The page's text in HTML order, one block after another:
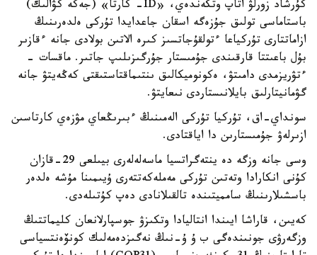
كۇرشاد زورلۋ اتاپ وتكەندەي، «ID- كارتا» (جەكە كۋالىك)
باستاماسى تولىق جۇزەگە اسقان جاعدايدا تۇركى ەلدەرىنىڭ
ازاماتتارى تۇركياعا ءتولقۇجاتسىز كىرە الاتىن بولادى جانە ءقازىر
بۇل باعىتتا قارقىندى جۇمىستار جۇرگىزىلىپ جاتىر. ماقسات -
ءتۋريزمدى دامىتۋ، ەكونوميكالىق ىنتىماقتاستىقتى كەڭەيتۋ جانە
گۋمانيتارلىق بايلانىستاردى نىعايتۋ.
سونداي-اق، تۇركيا تۇركى الەمىنىڭ ءبىرىڭعاي مۋزەي كارتاسىن
ازىرلەۋ جۇمىستارىن دا اياقتادى.
وسى جانە وزگە دە ينتەگراتسيا ماسەلەلەرى بيىلعى 29-قازان
كۇنى انكارادا وتەتىن تۇركى مەملەكەتتەرى ۇيىمىنا مۇشە ەلدەر
باسشىلارىنىڭ سامميتىندە تالقىلانادى دەپ كۇتىلەدى.
كەيىن، قاراشا ايىندا انتاليادا وتكىزۋ جوسپارلانعان كليماتتىڭ
وزگەرۋى جونىندەگى ب ۇ ۇ-نىڭ نەگىزدەمەلىك كونۆەنتسياسى